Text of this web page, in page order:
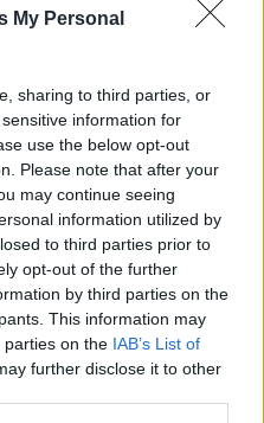
My Personal
sharing to third parties, or
information for
use the below opt-out
Please note that after your
may continue seeing
information utilized by
to third parties prior to
opt-out of the further
by third parties on the
This information may
parties on the IAB’s List of
further disclose it to other
τους δύο δράστες οι
τη δολοφονία, όσο
στον ποταμό
. Οι
χειροπέδες ενώ
για τον εντοπισμό της
Αστυνομία και
αναλάβει η
Οργανωμένου